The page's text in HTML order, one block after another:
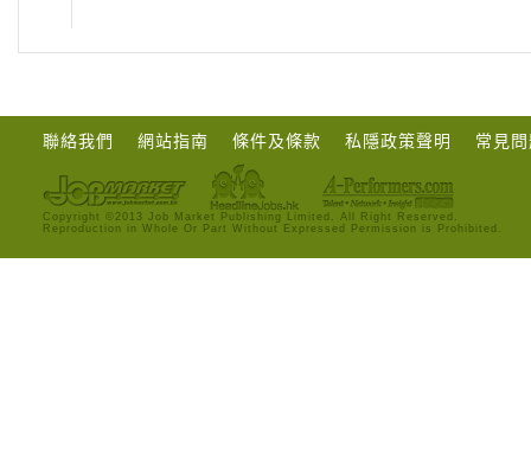
聯絡我們 網站指南 條件及條款 私隱政策聲明 常見
Copyright ©2013 Job Market Publishing Limited. All Right Reserved.
Reproduction in Whole Or Part Without Expressed Permission is Prohibited.